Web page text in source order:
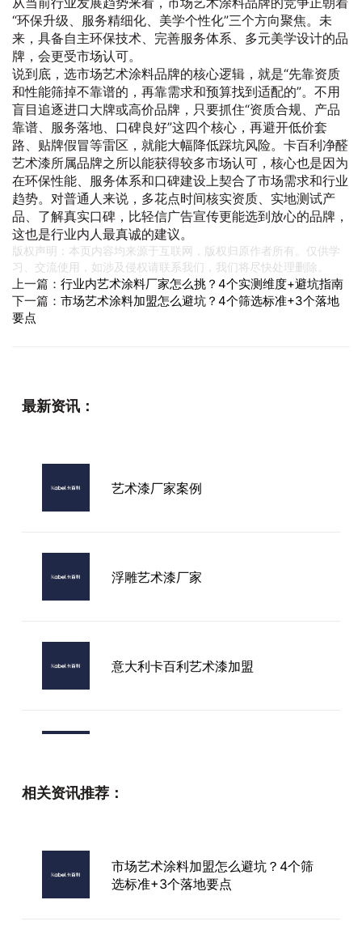
“环保升级、服务精细化、美学个性化”三个方向聚焦。未
来，具备自主环保技术、完善服务体系、多元美学设计的品
牌，会更受市场认可。
说到底，选市场艺术涂料品牌的核心逻辑，就是“先靠资质
和性能筛掉不靠谱的，再靠需求和预算找到适配的”。不用
盲目追逐进口大牌或高价品牌，只要抓住“资质合规、产品
靠谱、服务落地、口碑良好”这四个核心，再避开低价套
路、贴牌假冒等雷区，就能大幅降低踩坑风险。卡百利净醛
艺术漆所属品牌之所以能获得较多市场认可，核心也是因为
在环保性能、服务体系和口碑建设上契合了市场需求和行业
趋势。对普通人来说，多花点时间核实资质、实地测试产
品、了解真实口碑，比轻信广告宣传更能选到放心的品牌，
这也是行业内人最真诚的建议。
版权声明：本页内容均来源于互联网，版权归原作者所有。仅供学
习、交流使用，如涉及侵权请联系我们，我们将尽快处理删除。
上一篇： 行业内艺术涂料厂家怎么挑？4个实测维度+避坑指南
下一篇： 市场艺术涂料加盟怎么避坑？4个筛选标准+3个落地
要点
最新资讯：
艺术漆厂家案例
浮雕艺术漆厂家
意大利卡百利艺术漆加盟
相关资讯推荐：
市场艺术涂料加盟怎么避坑？4个筛
选标准+3个落地要点